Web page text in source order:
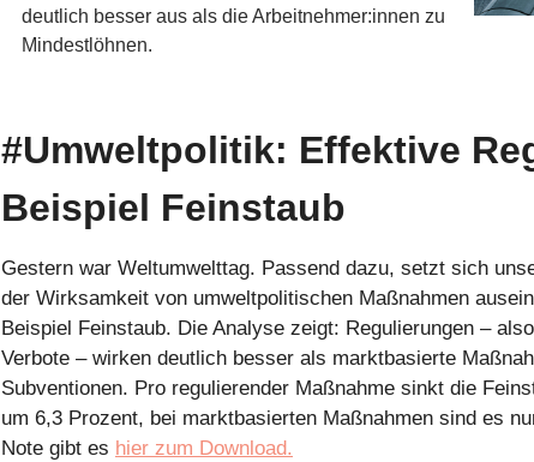
deutlich besser aus als die Arbeitnehmer:innen zu
Mindestlöhnen.
#Umweltpolitik: Effektive
Beispiel Feinstaub
Gestern war Weltumwelttag. Passend dazu, setzt sich
der Wirksamkeit von umweltpolitischen Maßnahmen
Beispiel Feinstaub. Die Analyse zeigt: Regulierungen –
Verbote – wirken deutlich besser als marktbasierte
Subventionen. Pro regulierender Maßnahme sinkt die
um 6,3 Prozent, bei marktbasierten Maßnahmen sind es
Note gibt es hier zum Download.